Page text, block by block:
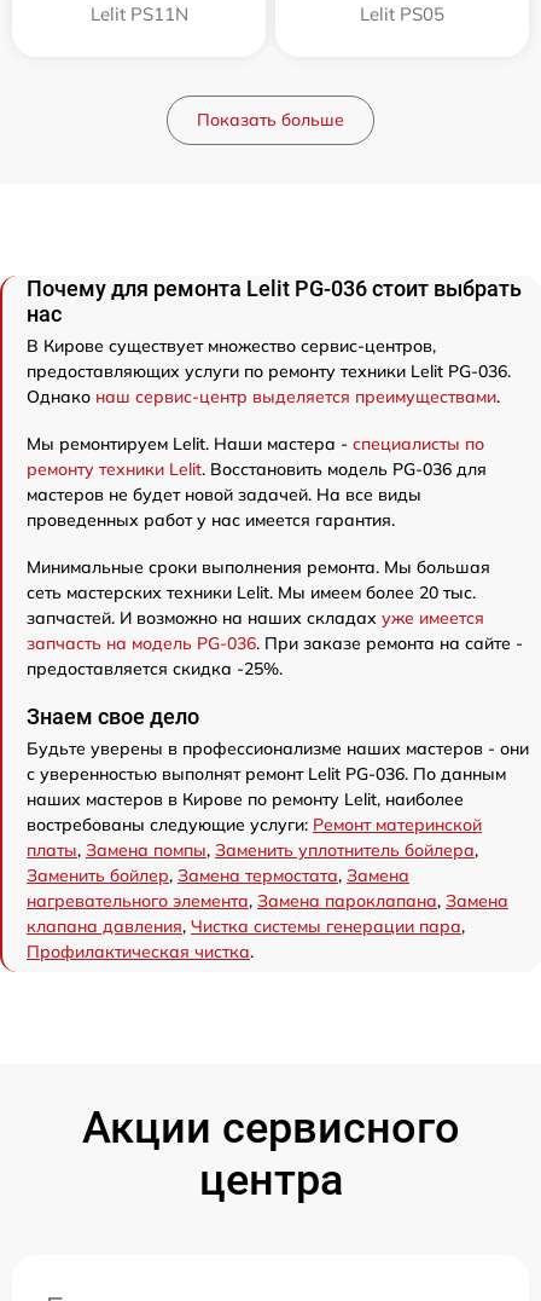
Lelit PS11N Lelit PS05
Показать больше
Почему для ремонта Lelit PG-036 стоит выбрать
нас
В Кирове существует множество сервис-центров,
предоставляющих услуги по ремонту техники Lelit PG-036.
Однако наш сервис-центр выделяется преимуществами.
Мы ремонтируем Lelit. Наши мастера - специалисты по
ремонту техники Lelit. Восстановить модель PG-036 для
мастеров не будет новой задачей. На все виды
проведенных работ у нас имеется гарантия.
Минимальные сроки выполнения ремонта. Мы большая
сеть мастерских техники Lelit. Мы имеем более 20 тыс.
запчастей. И возможно на наших складах уже имеется
запчасть на модель PG-036. При заказе ремонта на сайте -
предоставляется скидка -25%.
Знаем свое дело
Будьте уверены в профессионализме наших мастеров - они
с уверенностью выполнят ремонт Lelit PG-036. По данным
наших мастеров в Кирове по ремонту Lelit, наиболее
востребованы следующие услуги: Ремонт материнской
платы, Замена помпы, Заменить уплотнитель бойлера,
Заменить бойлер, Замена термостата, Замена
нагревательного элемента, Замена пароклапана, Замена
клапана давления, Чистка системы генерации пара,
Профилактическая чистка.
Акции сервисного
центра